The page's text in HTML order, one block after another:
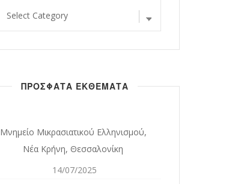
ΠΡΟΣΦΑΤΑ ΕΚΘΕΜΑΤΑ
Μνημείο Μικρασιατικού Ελληνισμού,
Νέα Κρήνη, Θεσσαλονίκη
14/07/2025